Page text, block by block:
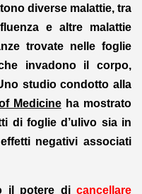
diverse malattie, tra
e altre malattie
trovate nelle foglie
invadono il corpo,
studio condotto alla
Medicineha mostrato
di foglie d’ulivo sia in
negativi associati
il potere dicancellare